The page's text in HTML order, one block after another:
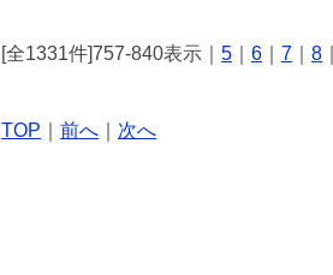
[全1331件]757-840表示｜ 5 6 7 8
TOP 前へ 次へ